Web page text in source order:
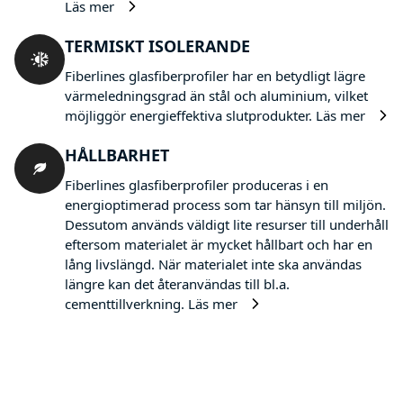
Läs mer
TERMISKT ISOLERANDE
Fiberlines glasfiberprofiler har en betydligt lägre
värmeledningsgrad än stål och aluminium, vilket
möjliggör energieffektiva slutprodukter. Läs mer
HÅLLBARHET
Fiberlines glasfiberprofiler produceras i en
energioptimerad process som tar hänsyn till miljön.
Dessutom används väldigt lite resurser till underhåll
eftersom materialet är mycket hållbart och har en
lång livslängd. När materialet inte ska användas
längre kan det återanvändas till bl.a.
cementtillverkning. Läs mer